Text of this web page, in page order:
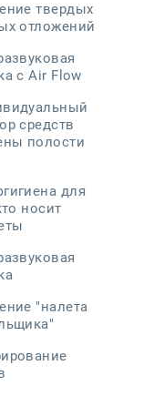
твердых
отложений
с Air Flow
средств
полости
для
носит
"налета